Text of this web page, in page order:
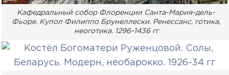
Кафедральный собор Флоренции Санта-Мария-дель-
Фьоре. Купол Филиппо Брунеллески. Ренессанс, готика,
неоготика. 1296-1436 гг